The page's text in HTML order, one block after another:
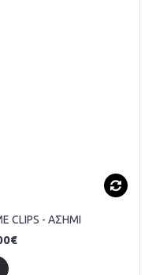
CLIPS - ΑΣΗΜΙ